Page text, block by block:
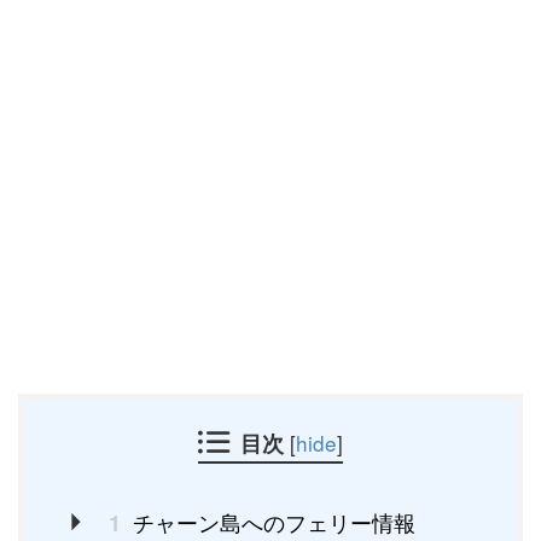
目次 [hide]
1 チャーン島へのフェリー情報